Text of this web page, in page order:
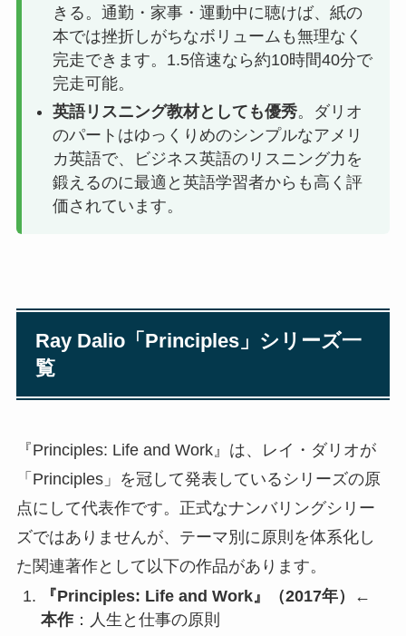
きる。通勤・家事・運動中に聴けば、紙の
本では挫折しがちなボリュームも無理なく
完走できます。1.5倍速なら約10時間40分で
完走可能。
英語リスニング教材としても優秀。ダリオ
のパートはゆっくりめのシンプルなアメリ
カ英語で、ビジネス英語のリスニング力を
鍛えるのに最適と英語学習者からも高く評
価されています。
Ray Dalio「Principles」シリーズ一
覧
『Principles: Life and Work』は、レイ・ダリオが
「Principles」を冠して発表しているシリーズの原
点にして代表作です。正式なナンバリングシリー
ズではありませんが、テーマ別に原則を体系化し
た関連著作として以下の作品があります。
『Principles: Life and Work』（2017年）←
本作：人生と仕事の原則